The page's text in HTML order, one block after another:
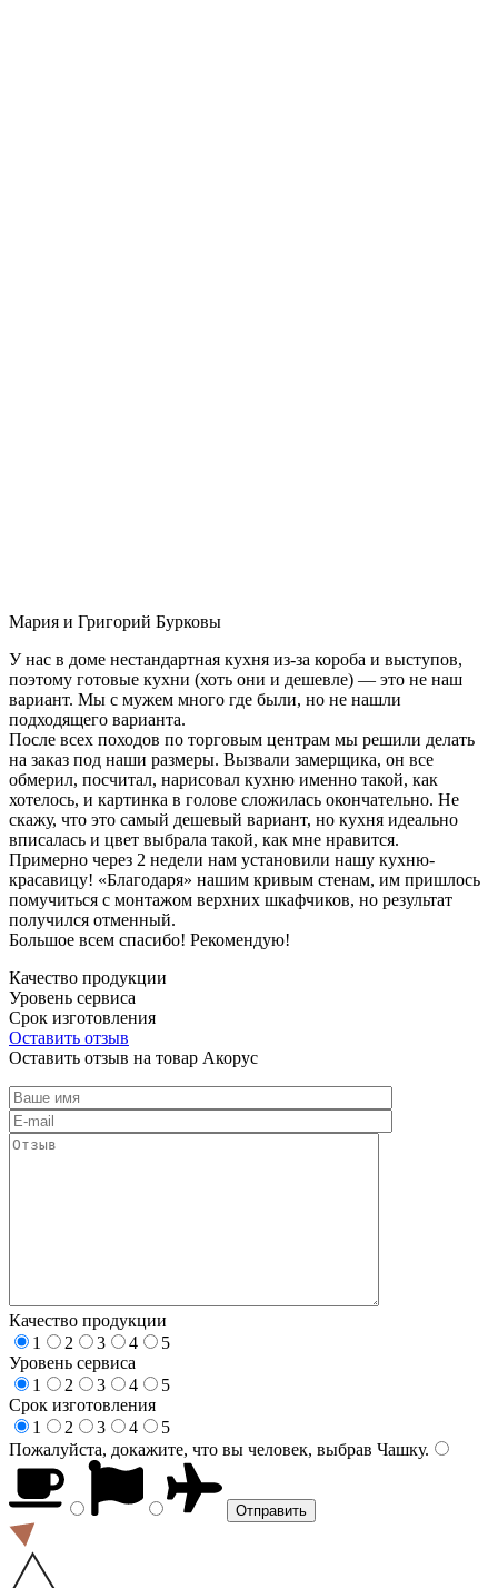
Мария и Григорий Бурковы
У нас в доме нестандартная кухня из-за короба и выступов,
поэтому готовые кухни (хоть они и дешевле) — это не наш
вариант. Мы с мужем много где были, но не нашли
подходящего варианта.
После всех походов по торговым центрам мы решили делать
на заказ под наши размеры. Вызвали замерщика, он все
обмерил, посчитал, нарисовал кухню именно такой, как
хотелось, и картинка в голове сложилась окончательно. Не
скажу, что это самый дешевый вариант, но кухня идеально
вписалась и цвет выбрала такой, как мне нравится.
Примерно через 2 недели нам установили нашу кухню-
красавицу! «Благодаря» нашим кривым стенам, им пришлось
помучиться с монтажом верхних шкафчиков, но результат
получился отменный.
Большое всем спасибо! Рекомендую!
Качество продукции
Уровень сервиса
Срок изготовления
Оставить отзыв
Оставить отзыв на товар Акорус
Качество продукции
1
2 3 4
5
Уровень сервиса
1
2 3 4
5
Срок изготовления
1
2 3 4
5
Пожалуйста, докажите, что вы человек, выбрав Чашку.